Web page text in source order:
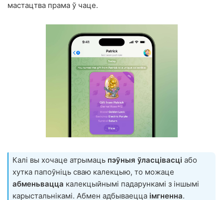
мастацтва прама ў чаце.
Калі вы хочаце атрымаць пэўныя ўласцівасці або
хутка папоўніць сваю калекцыю, то можаце
абменьвацца калекцыйнымі падарункамі з іншымі
карыстальнікамі. Абмен адбываецца імгненна.